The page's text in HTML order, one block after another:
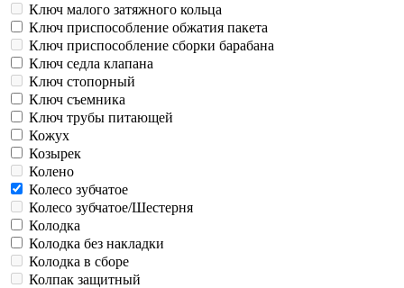
Ключ малого затяжного кольца
Ключ приспособление обжатия пакета
Ключ приспособление сборки барабана
Ключ седла клапана
Ключ стопорный
Ключ съемника
Ключ трубы питающей
Кожух
Козырек
Колено
Колесо зубчатое
Колесо зубчатое/Шестерня
Колодка
Колодка без накладки
Колодка в сборе
Колпак защитный